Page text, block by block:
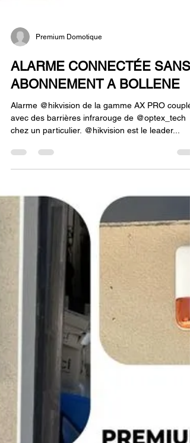
ALARME CONNECTÉE SANS
ABONNEMENT A BOLLENE
Alarme @hikvision de la gamme AX PRO
avec des barrières infrarouge de @optex_tech